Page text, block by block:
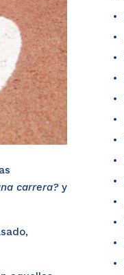
carrera?y